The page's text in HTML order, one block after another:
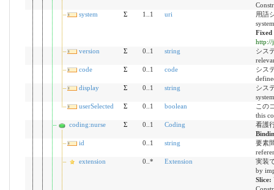
system
Σ 1..1 uri
用語
system
Fixed
http://
version
Σ 0..1 string
シス
code
Σ 0..1 code
シス
display
Σ 0..1 string
シス
system
userSelected
Σ 0..1 boolean
この
this
coding:nurse
Σ 0..1 Coding
看護
id
0..1 string
要素
extension
0..* Extension
実装
by
Slice: